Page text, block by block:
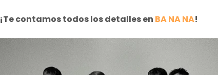
¡Te contamos todos los detalles en BA NA NA!